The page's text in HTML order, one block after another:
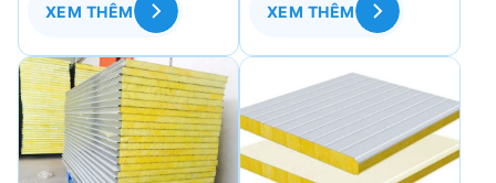
XEM THÊM XEM THÊM